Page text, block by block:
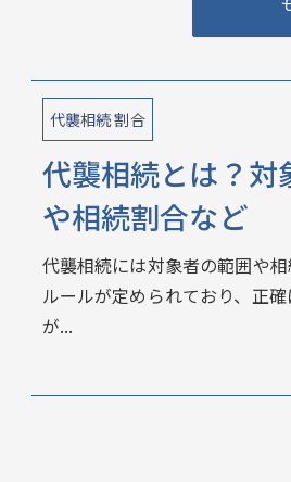
代襲相続 割合
代襲相続とは？対
や相続割合など
代襲相続には対象者の範囲や
ルールが定められており、正
が...